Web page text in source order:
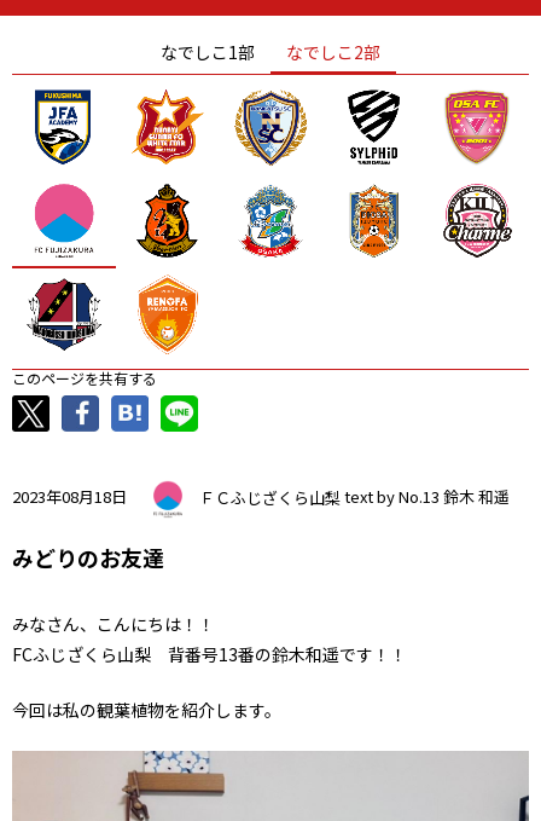
ニッパツ
ニッパツ 名古屋
石人の星
静岡 愛媛Ｌ
なでしこ1部 なでしこ2部
このページを共有する
2023年08月18日 ＦＣふじざくら山梨text by No.13 鈴木 和遥
みどりのお友達
みなさん、こんにちは！！
FCふじざくら山梨 背番号13番の鈴木和遥です！！
今回は私の観葉植物を紹介します。